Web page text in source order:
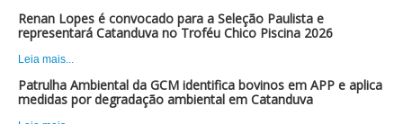
Renan Lopes é convocado para a Seleção Paulista e
representará Catanduva no Troféu Chico Piscina 2026
Leia mais...
Patrulha Ambiental da GCM identifica bovinos em APP e aplica
medidas por degradação ambiental em Catanduva